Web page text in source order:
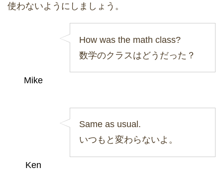
使わないようにしましょう。
Mike
How was the math class?
数学のクラスはどうだった？
Ken
Same as usual.
いつもと変わらないよ。